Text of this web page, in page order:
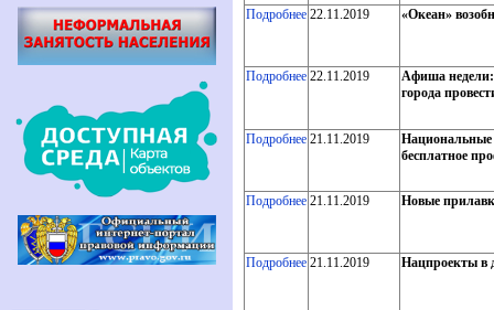
Подробнее 22.11.2019 «Океан»
Подробнее 22.11.2019
Афиша недели:
города
Подробнее 21.11.2019
Национальные
бесплатное
Подробнее 21.11.2019 Новые
Подробнее 21.11.2019 Нацпроекты в